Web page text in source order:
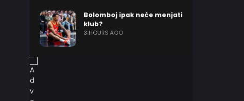
Bolomboj ipak neće menjati
klub?
3 HOURS AGO